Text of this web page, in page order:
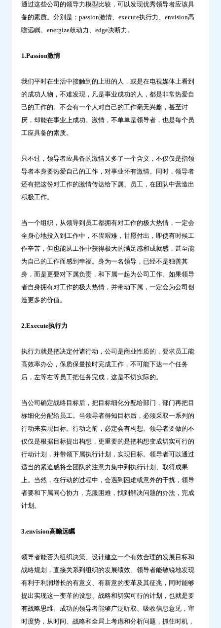
通过这些公司的领导力模型比较，可以发现优秀领导者应该具
备的素质。分别是：passion激情、execute执行力、envision高
瞻远瞩、energize鼓动力、edge决断力。
1.Passion激情
我们平时在生活中接触到的上班的人，或是在电视媒体上看到
的成功人物，不难发现，凡是事业成功的人，都是非常热爱自
己的工作的。不会有一个人对自己的工作毫无兴趣，甚至讨
厌，却能在事业上成功。激情，不单单是领导者，也是每个员
工应具备的素质。
只不过，领导者应具备的激情又多了一个含义，不仅仅是指领
导者本身要热爱自己的工作，对事业怀有激情。同时，领导者
还有把这份对工作的激情传达给下属、员工，在团队中营造出
积极工作。
当一个组织，从领导到员工都拥有对工作的极大热情，一定会
全身心地投入到工作中，不畏艰难，甘愿付出，即使有时候工
作辛苦，但也能从工作中获得极大的满足感和成就感，甚至能
为自己的工作而感到幸福。身为一名领导，已经不是独善其
身，而是更要对下属负责，和下属一起为公司工作。如果领导
者自身拥有对工作的极大热情，并带动下属，一定会为公司创
造更多的价值。
2.Execute执行力
执行力就是把决定付诸行动，公司是商业性质的，要求员工能
高效率办公，保质保量按时完成工作，不可能下达一个任务
后，左等右等员工把任务完成，这是不切实际的。
当公司确定战略目标后，把目标细化分配给部门，部门再把目
标细化分配给员工。当领导者得知目标后，必须采取一系列的
行动来实现目标。行动之前，必定会有构想。领导者要做的不
仅仅是根据目标提出构想，更重要的是把构想变成切实可行的
行动计划，并带领下属执行计划，实现目标。领导者可以通过
适当的紧迫感将全团队的注意力集中到执行计划、取得成果
上。当然，在行动的过程中，会遇到困难或意外的干扰，领导
者要和下属同心协力，克服困难，找到解决问题的办法，完成
计划。
3.envision高瞻远瞩
领导者能否为组织决策、设计建立一个有效合理的发展目标和
战略规划，直接关系到组织的发展绩效。领导者能敏锐地发现
有利于利润增长的有意义、有新意的变革及其征兆，同时能够
提出实现这一变革的设想、战略和切实可行的计划，也就是要
有战略思维。成功的领导者能够广泛听取、吸收信息意见，审
时度势，从时间、战略和全局上考虑和分析问题，抓住时机，